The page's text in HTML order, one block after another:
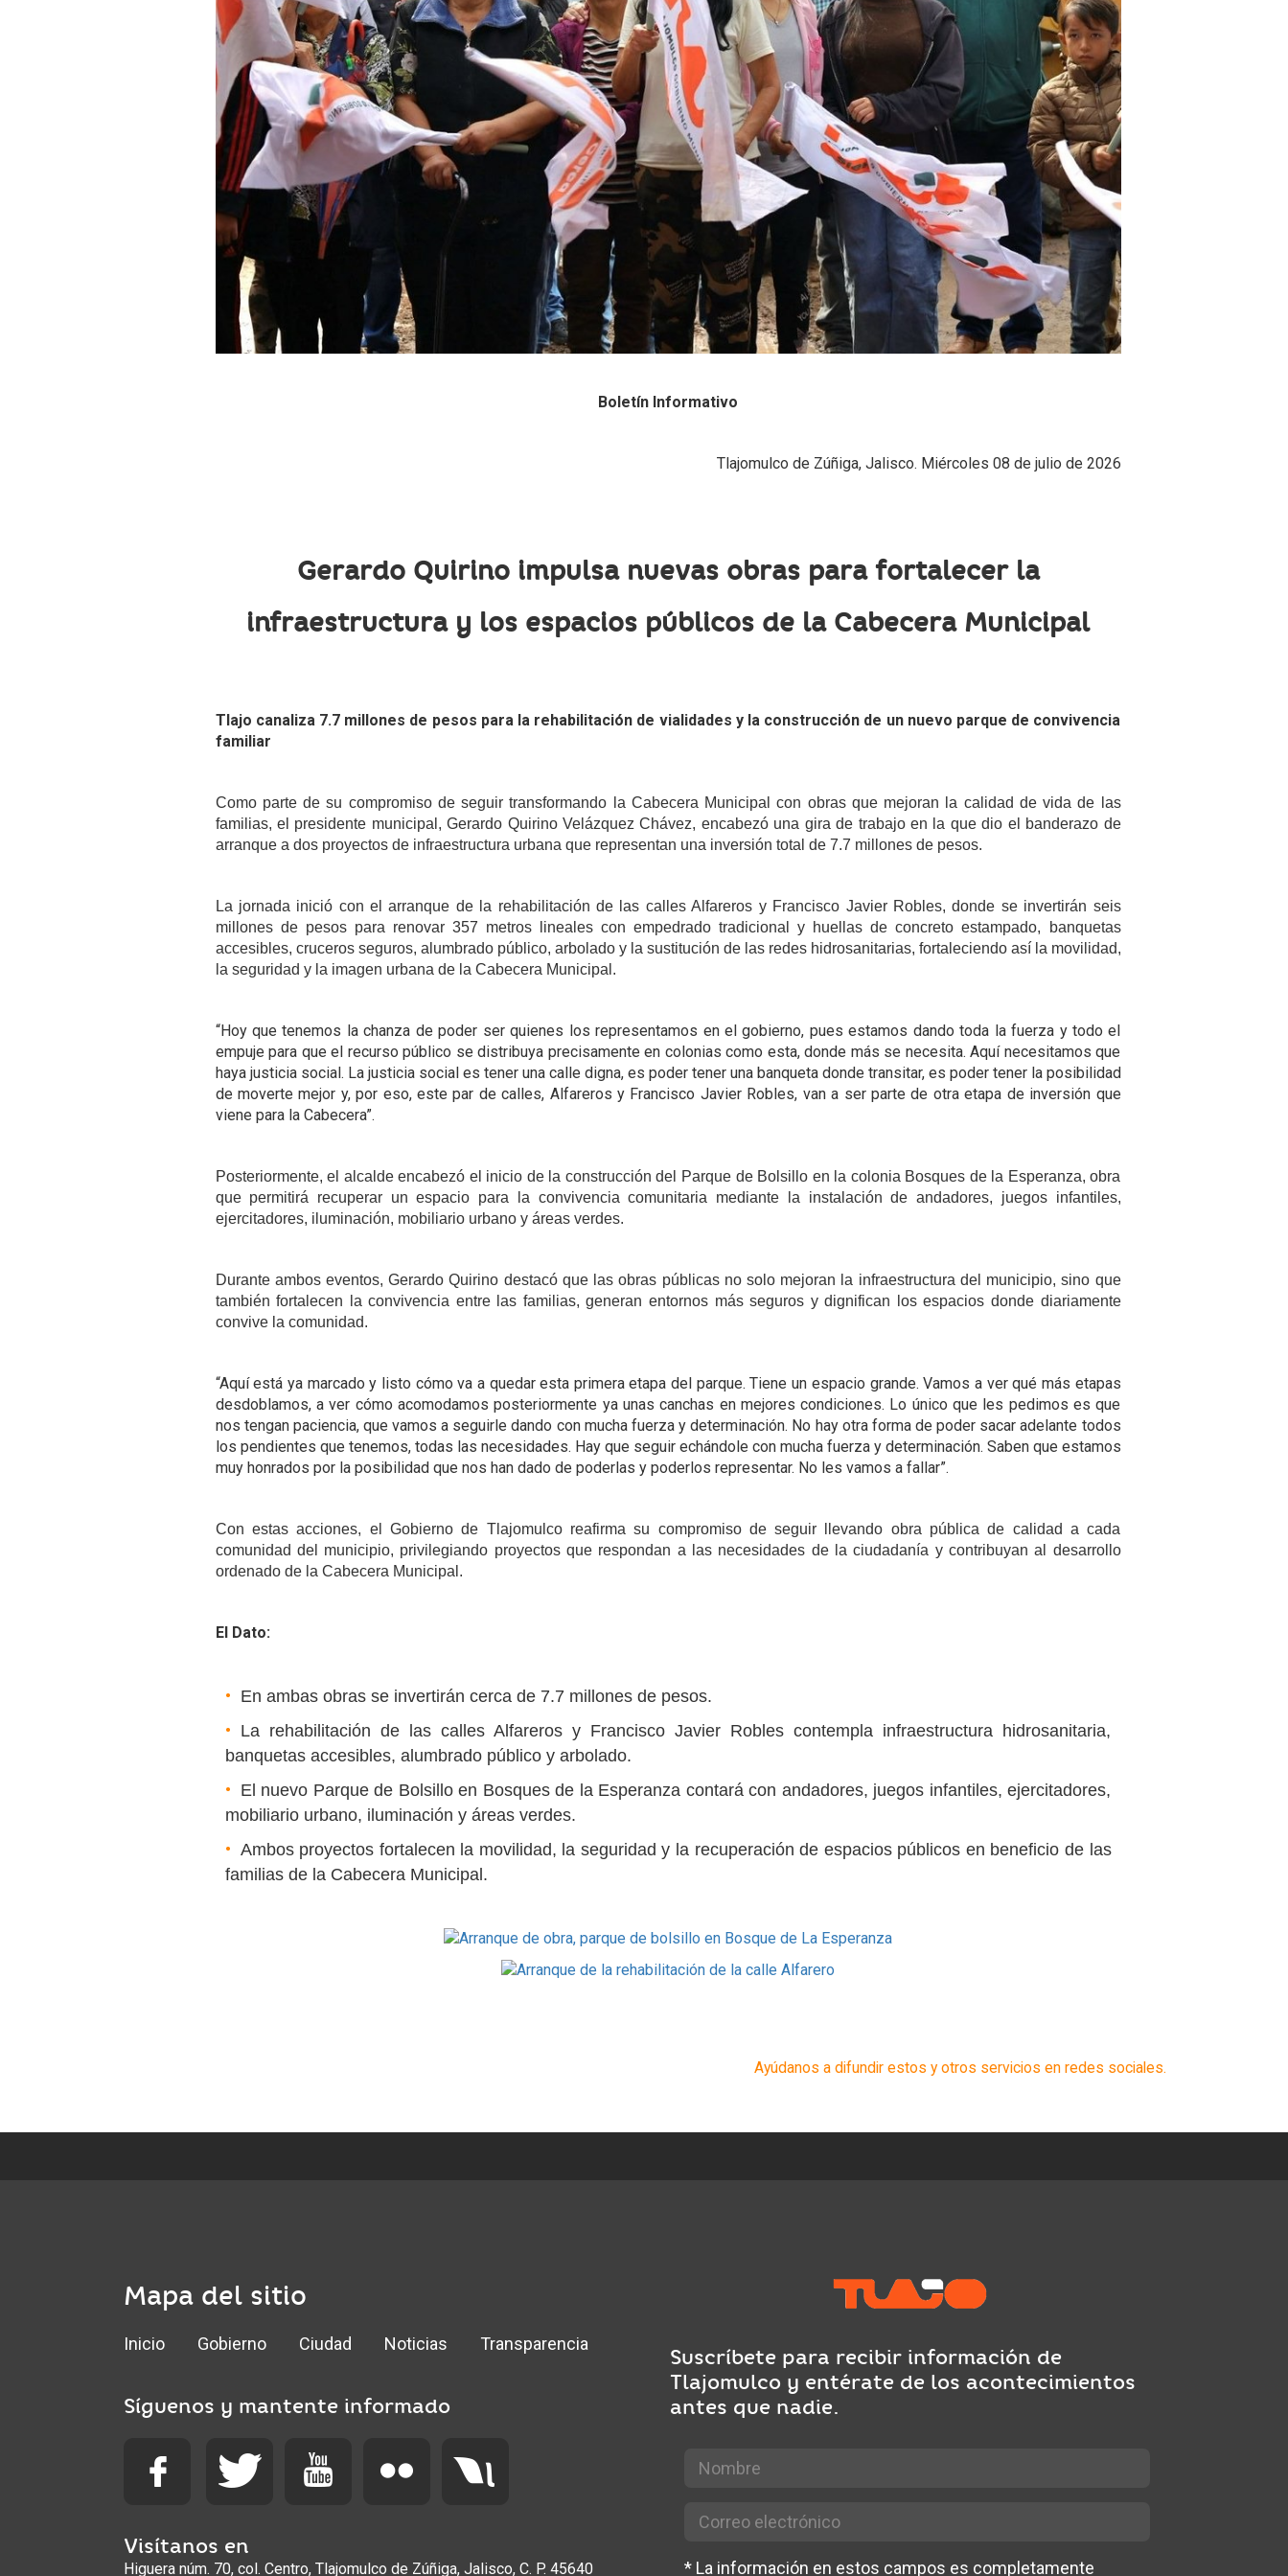
Boletín Informativo
Tlajomulco de Zúñiga, Jalisco. Miércoles 08 de julio de 2026
Gerardo Quirino impulsa nuevas obras para fortalecer la
infraestructura y los espacios públicos de la Cabecera Municipal
Tlajo canaliza 7.7 millones de pesos para la rehabilitación de vialidades y la construcción de un nuevo parque de convivencia
familiar
Como parte de su compromiso de seguir transformando la Cabecera Municipal con obras que mejoran la calidad de vida de las
familias, el presidente municipal, Gerardo Quirino Velázquez Chávez, encabezó una gira de trabajo en la que dio el banderazo de
arranque a dos proyectos de infraestructura urbana que representan una inversión total de 7.7 millones de pesos.
La jornada inició con el arranque de la rehabilitación de las calles Alfareros y Francisco Javier Robles, donde se invertirán seis
millones de pesos para renovar 357 metros lineales con empedrado tradicional y huellas de concreto estampado, banquetas
accesibles, cruceros seguros, alumbrado público, arbolado y la sustitución de las redes hidrosanitarias, fortaleciendo así la movilidad,
la seguridad y la imagen urbana de la Cabecera Municipal.
“Hoy que tenemos la chanza de poder ser quienes los representamos en el gobierno, pues estamos dando toda la fuerza y todo el
empuje para que el recurso público se distribuya precisamente en colonias como esta, donde más se necesita. Aquí necesitamos que
haya justicia social. La justicia social es tener una calle digna, es poder tener una banqueta donde transitar, es poder tener la posibilidad
de moverte mejor y, por eso, este par de calles, Alfareros y Francisco Javier Robles, van a ser parte de otra etapa de inversión que
viene para la Cabecera”.
Posteriormente, el alcalde encabezó el inicio de la construcción del Parque de Bolsillo en la colonia Bosques de la Esperanza, obra
que permitirá recuperar un espacio para la convivencia comunitaria mediante la instalación de andadores, juegos infantiles,
ejercitadores, iluminación, mobiliario urbano y áreas verdes.
Durante ambos eventos, Gerardo Quirino destacó que las obras públicas no solo mejoran la infraestructura del municipio, sino que
también fortalecen la convivencia entre las familias, generan entornos más seguros y dignifican los espacios donde diariamente
convive la comunidad.
“Aquí está ya marcado y listo cómo va a quedar esta primera etapa del parque. Tiene un espacio grande. Vamos a ver qué más etapas
desdoblamos, a ver cómo acomodamos posteriormente ya unas canchas en mejores condiciones. Lo único que les pedimos es que
nos tengan paciencia, que vamos a seguirle dando con mucha fuerza y determinación. No hay otra forma de poder sacar adelante todos
los pendientes que tenemos, todas las necesidades. Hay que seguir echándole con mucha fuerza y determinación. Saben que estamos
muy honrados por la posibilidad que nos han dado de poderlas y poderlos representar. No les vamos a fallar”.
Con estas acciones, el Gobierno de Tlajomulco reafirma su compromiso de seguir llevando obra pública de calidad a cada
comunidad del municipio, privilegiando proyectos que respondan a las necesidades de la ciudadanía y contribuyan al desarrollo
ordenado de la Cabecera Municipal.
El Dato:
En ambas obras se invertirán cerca de 7.7 millones de pesos.
La rehabilitación de las calles Alfareros y Francisco Javier Robles contempla infraestructura hidrosanitaria,
banquetas accesibles, alumbrado público y arbolado.
El nuevo Parque de Bolsillo en Bosques de la Esperanza contará con andadores, juegos infantiles, ejercitadores,
mobiliario urbano, iluminación y áreas verdes.
Ambos proyectos fortalecen la movilidad, la seguridad y la recuperación de espacios públicos en beneficio de las
familias de la Cabecera Municipal.
Ayúdanos a difundir estos y otros servicios en redes sociales.
Mapa del sitio
Inicio Gobierno Ciudad Noticias Transparencia
Síguenos y mantente informado
Visítanos en
Higuera núm. 70, col. Centro, Tlajomulco de Zúñiga, Jalisco, C. P. 45640
Suscríbete para recibir información de
Tlajomulco y entérate de los acontecimientos
antes que nadie.
* La información en estos campos es completamente